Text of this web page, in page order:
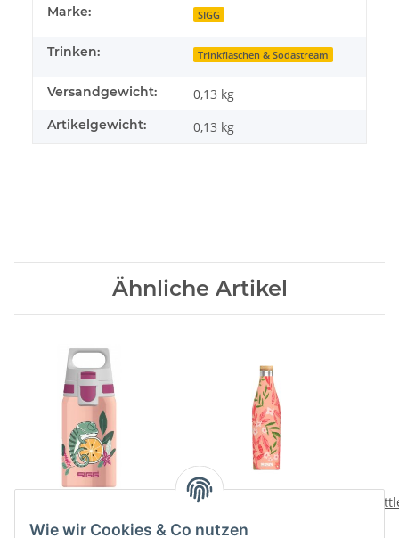
Marke: SIGG
Trinken: Trinkflaschen & Sodastream
Versandgewicht: 0,13 kg
Artikelgewicht: 0,13 kg
Ähnliche Artikel
Shield One 0.5 l
Thermo Trinkflasche
Wie wir Cookies & Co nutzen